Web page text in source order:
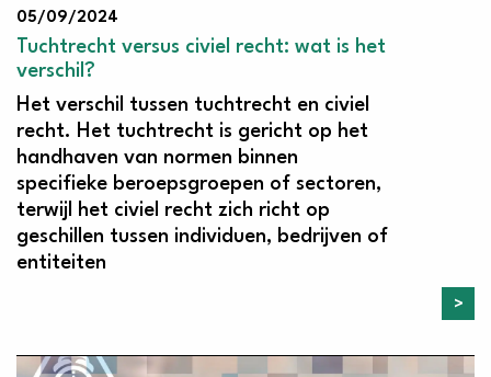
05/09/2024
Tuchtrecht versus civiel recht: wat is het
verschil?
Het verschil tussen tuchtrecht en civiel
recht. Het tuchtrecht is gericht op het
handhaven van normen binnen
specifieke beroepsgroepen of sectoren,
terwijl het civiel recht zich richt op
geschillen tussen individuen, bedrijven of
entiteiten